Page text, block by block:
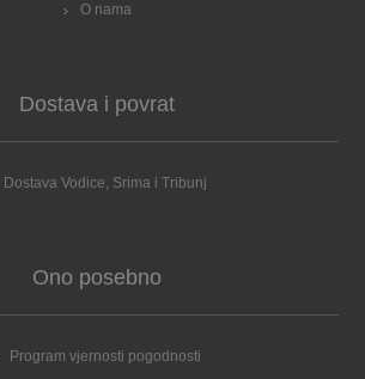
O nama
Dostava i povrat
Dostava Vodice, Srima i Tribunj
Ono posebno
Program vjernosti pogodnosti